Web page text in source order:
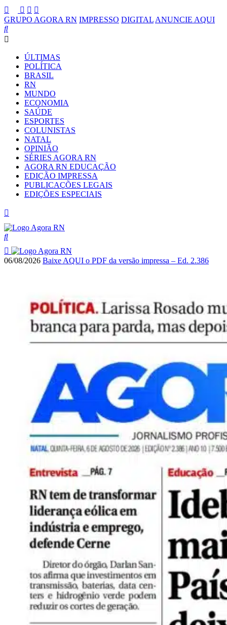
GRUPO AGORA RN IMPRESSO DIGITAL ANUNCIE AQUI
ÚLTIMAS
POLÍTICA
BRASIL
RN
MUNDO
ECONOMIA
SAÚDE
ESPORTES
COLUNISTAS
NATAL
OPINIÃO
SÉRIES AGORA RN
AGORA RN EDUCAÇÃO
EDIÇÃO IMPRESSA
PUBLICAÇÕES LEGAIS
EDIÇÕES ESPECIAIS
06/08/2026 Baixe AQUI o PDF da versão impressa – Ed. 2.386